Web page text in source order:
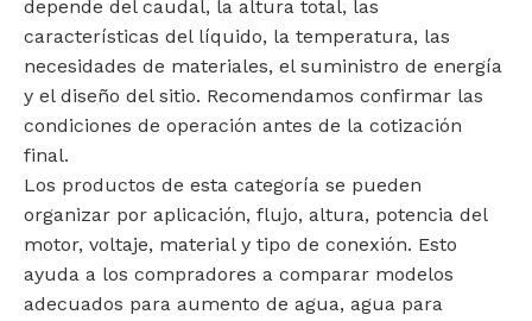
depende del caudal, la altura total, las
características del líquido, la temperatura, las
necesidades de materiales, el suministro de energía
y el diseño del sitio. Recomendamos confirmar las
condiciones de operación antes de la cotización
final.
Los productos de esta categoría se pueden
organizar por aplicación, flujo, altura, potencia del
motor, voltaje, material y tipo de conexión. Esto
ayuda a los compradores a comparar modelos
adecuados para aumento de agua, agua para